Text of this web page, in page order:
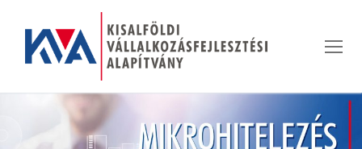
tartalomra